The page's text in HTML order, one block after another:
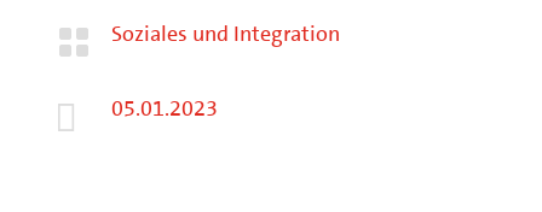
 Soziales und Integration
 05.01.2023